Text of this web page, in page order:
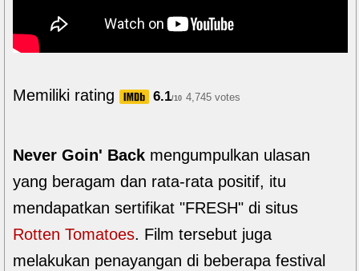
Memiliki rating 6.1/10 4,745 votes
Never Goin' Back mengumpulkan ulasan
yang beragam dan rata-rata positif, itu
mendapatkan sertifikat "FRESH" di situs
Rotten Tomatoes. Film tersebut juga
melakukan penayangan di beberapa festival